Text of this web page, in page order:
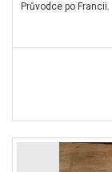
Průvodce po Francii.